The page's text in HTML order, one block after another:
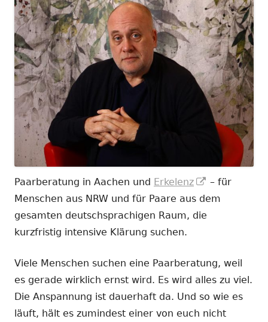
Paarberatung in Aachen und Erkelenz
In
neuem
– für
Menschen aus NRW und für Paare aus dem
gesamten deutschsprachigen Raum, die
kurzfristig intensive Klärung suchen.
Viele Menschen suchen eine Paarberatung, weil
es gerade wirklich ernst wird. Es wird alles zu viel.
Die Anspannung ist dauerhaft da. Und so wie es
läuft, hält es zumindest einer von euch nicht